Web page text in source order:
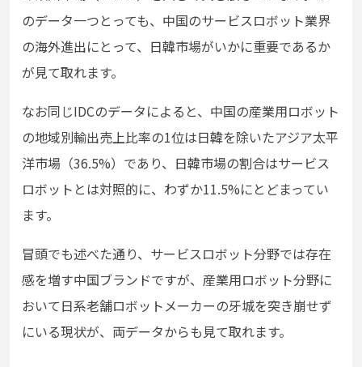
のデータ一つとっても、中国のサービスロボット業界
の海外進出にとって、日韓市場がいかに重要であるか
が見て取れます。
なお同じIDCのデータによると、中国の産業用ロボット
の地域別輸出売上比率の1位は日韓を除いたアジア太平
洋市場（36.5%）であり、日韓市場の割合はサービス
ロボットとは対照的に、わずか11.5%にとどまってい
ます。
冒頭でも述べた通り、サービスロボット分野では存在
感を増す中国ブランドですが、産業用ロボット分野に
おいて日系老舗ロボットメーカーの牙城を突き崩せず
にいる現状が、両データからも見て取れます。